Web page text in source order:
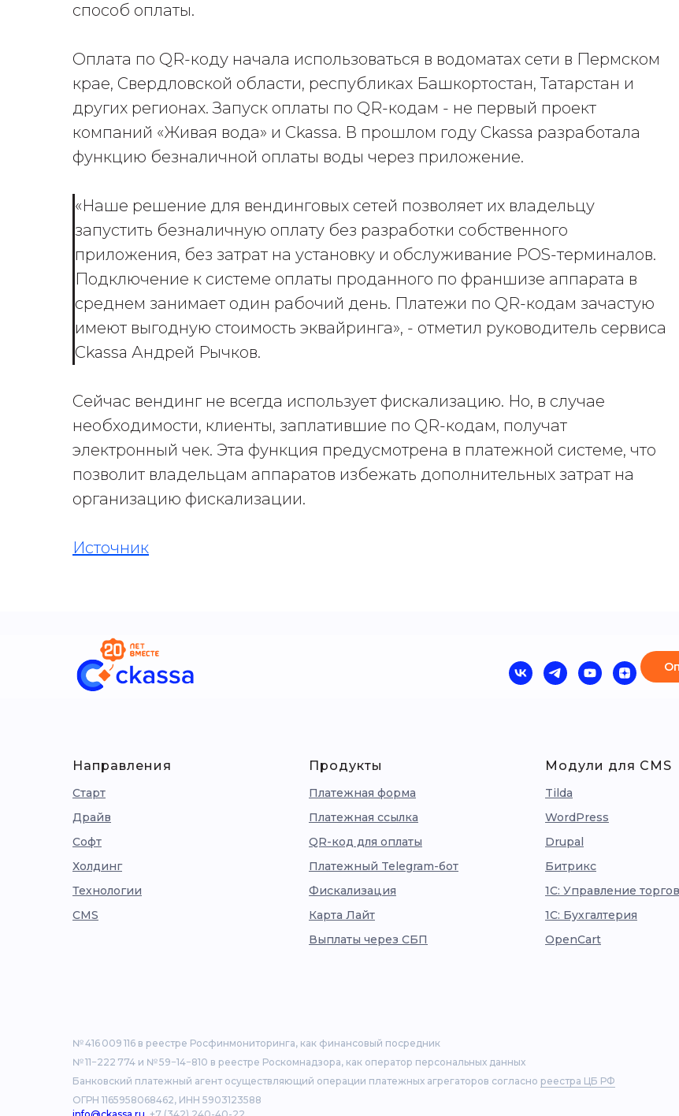
способ оплаты.
Оплата по QR-коду начала использоваться в водоматах сети в Пермском
крае, Свердловской области, республиках Башкортостан, Татарстан и
других регионах. Запуск оплаты по QR-кодам - не первый проект
компаний «Живая вода» и Ckassa. В прошлом году Ckassa разработала
функцию безналичной оплаты воды через приложение.
«Наше решение для вендинговых сетей позволяет их владельцу
запустить безналичную оплату без разработки собственного
приложения, без затрат на установку и обслуживание POS-терминалов.
Подключение к системе оплаты проданного по франшизе аппарата в
среднем занимает один рабочий день. Платежи по QR-кодам зачастую
имеют выгодную стоимость эквайринга», - отметил руководитель сервиса
Сkassa Андрей Рычков.
Сейчас вендинг не всегда использует фискализацию. Но, в случае
необходимости, клиенты, заплатившие по QR-кодам, получат
электронный чек. Эта функция предусмотрена в платежной системе, что
позволит владельцам аппаратов избежать дополнительных затрат на
организацию фискализации.
Источник
Направления
Старт
Драйв
Софт
Холдинг
Технологии
CMS
Продукты
Платежная форма
Платежная ссылка
QR-код для оплаты
Платежный Telegram-бот
Фискализация
Карта Лайт
Выплаты через СБП
Модули для CMS
Tilda
WordPress
Drupal
Битрикс
1С: Управление
1С: Бухгалтерия
OpenCart
№ 416 009 116 в реестре Росфинмониторинга, как финансовый посредник
№ 11−222 774 и № 59−14−810 в реестре Роскомнадзора, как оператор персональных данных
Банковский платежный агент осуществляющий операции платежных агрегаторов согласно реестра ЦБ РФ
ОГРН 1165958068462, ИНН 5903123588